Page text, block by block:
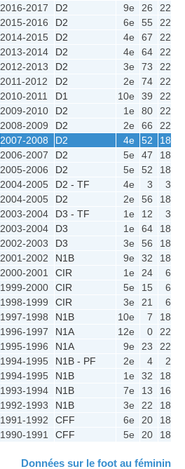
2016-2017 D2 9e 26 22
2015-2016 D2 6e 55 22
2014-2015 D2 4e 67 22
2013-2014 D2 4e 64 22
2012-2013 D2 3e 73 22
2011-2012 D2 2e 74 22
2010-2011 D1 10e 39 22
2009-2010 D2 1e 80 22
2008-2009 D2 2e 66 22
2007-2008 D2 4e 52 18
2006-2007 D2 5e 47 18
2005-2006 D2 5e 52 18
2004-2005 D2 - TF 4e 3 3
2004-2005 D2 2e 56 18
2003-2004 D3 - TF 1e 12 3
2003-2004 D3 1e 64 18
2002-2003 D3 3e 56 18
2001-2002 N1B 9e 32 18
2000-2001 CIR 1e 24 6
1999-2000 CIR 5e 15 6
1998-1999 CIR 3e 21 6
1997-1998 N1B 10e 7 18
1996-1997 N1A 12e 0 22
1995-1996 N1A 9e 23 22
1994-1995 N1B - PF 2e 4 2
1994-1995 N1B 1e 32 18
1993-1994 N1B 7e 13 16
1992-1993 N1B 3e 22 18
1991-1992 CFF 6e 20 18
1990-1991 CFF 5e 20 18
Données sur le foot au féminin